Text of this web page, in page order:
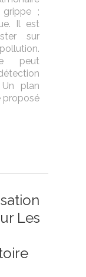
;
Il est
sur
peut
plan
proposé
Les